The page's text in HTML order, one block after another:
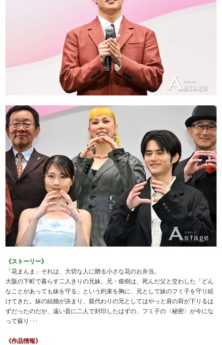
《ストーリー》
「花まんま」それは、大切な人に贈る小さな花のお弁当。
大阪の下町で暮らす二人きりの兄妹。兄・俊樹は、死んだ父と交わした「どん
なことがあっても妹を守る」という約束を胸に、兄として妹のフミ子を守り続
けてきた。妹の結婚が決まり、親代わりの兄としてはやっと肩の荷が下りるは
ずだったのだが、遠い昔に二人で封印したはずの、フミ子の〈秘密〉が今にな
って蘇り･･･
《作品情報》